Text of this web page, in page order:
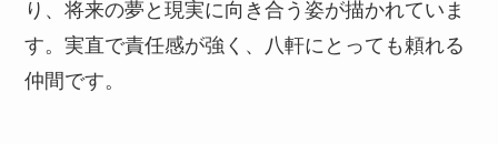
り、将来の夢と現実に向き合う姿が描かれていま
す。実直で責任感が強く、八軒にとっても頼れる
仲間です。